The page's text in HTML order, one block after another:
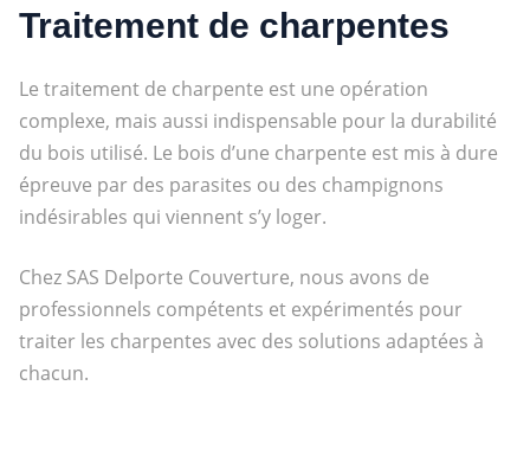
Traitement de charpentes
Le traitement de charpente est une opération
complexe, mais aussi indispensable pour la durabilité
du bois utilisé. Le bois d’une charpente est mis à dure
épreuve par des parasites ou des champignons
indésirables qui viennent s’y loger.
Chez SAS Delporte Couverture, nous avons de
professionnels compétents et expérimentés pour
traiter les charpentes avec des solutions adaptées à
chacun.